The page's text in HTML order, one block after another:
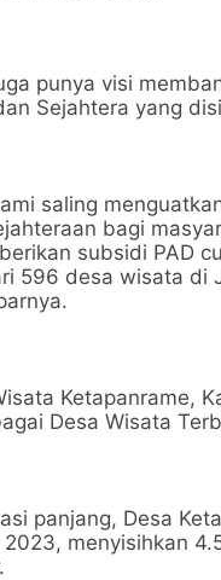
punya visi
Sejahtera yang
saling
bagi
subsidi PAD
596 desa wisata di
Ketapanrame,
Desa Wisata
panjang, Desa
menyisihkan